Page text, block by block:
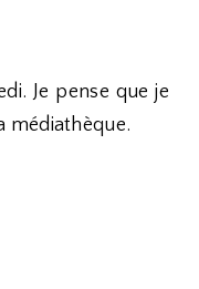
Je pense que je
médiathèque.